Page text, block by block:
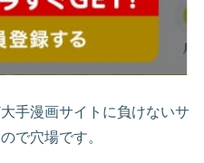
手漫画サイトに負けないサ
で穴場です。